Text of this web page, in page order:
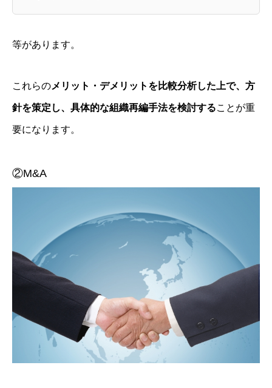
等があります。
これらのメリット・デメリットを比較分析した上で、方
針を策定し、 具体的な組織再編手法を検討することが重
要になります。
②M&A